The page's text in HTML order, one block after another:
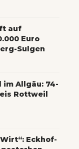
auf
Euro
Sulgen
Allgäu: 74-
Rottweil
Eckhof-